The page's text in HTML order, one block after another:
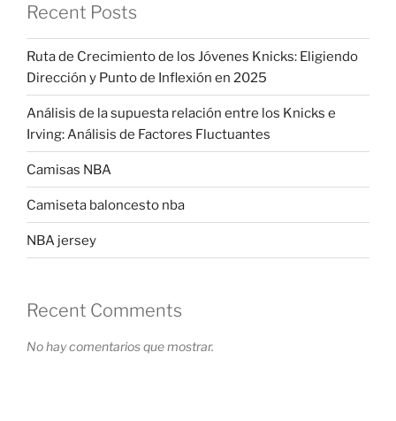
Recent Posts
Ruta de Crecimiento de los Jóvenes Knicks: Eligiendo
Dirección y Punto de Inflexión en 2025
Análisis de la supuesta relación entre los Knicks e
Irving: Análisis de Factores Fluctuantes
Camisas NBA
Camiseta baloncesto nba
NBA jersey
Recent Comments
No hay comentarios que mostrar.